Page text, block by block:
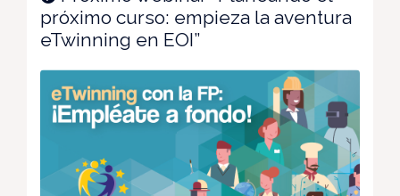
próximo curso: empieza la aventura
eTwinning en EOI”